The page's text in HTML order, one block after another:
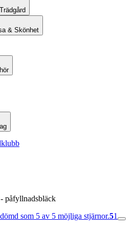
& Skönhet
påfyllnadsbläck
som 5 av 5 möjliga stjärnor.51